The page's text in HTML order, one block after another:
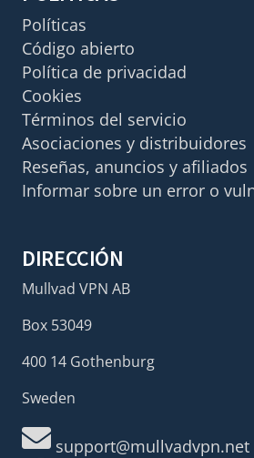
Políticas
Código abierto
Política de privacidad
Cookies
Términos del servicio
Asociaciones y distribuidores
Reseñas, anuncios y afiliados
Informar sobre un error o
DIRECCIÓN
Mullvad VPN AB
Box 53049
400 14 Gothenburg
Sweden
support@mullvadvpn.net